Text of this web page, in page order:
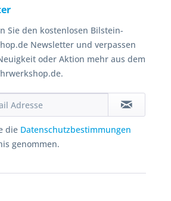
Sie den kostenlosen Bilstein-
Newsletter und verpassen
oder Aktion mehr aus dem
die Datenschutzbestimmungen
genommen.